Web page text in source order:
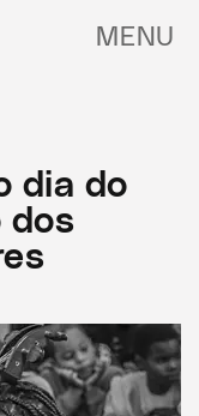
MENU
dia do
dos